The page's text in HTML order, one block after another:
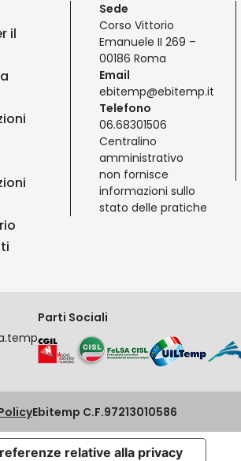
il
Sede
Corso Vittorio
Emanuele II 269 –
00186 Roma
Email
ebitemp@ebitemp.it
Telefono
06.68301506
Centralino
amministrativo
non fornisce
informazioni sullo
stato delle pratiche
Parti Sociali
Ebitemp C.F.97213010586
relative alla privacy